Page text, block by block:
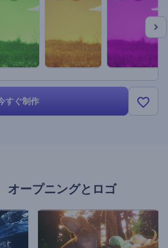
すぐ制作
オープニングとロゴ